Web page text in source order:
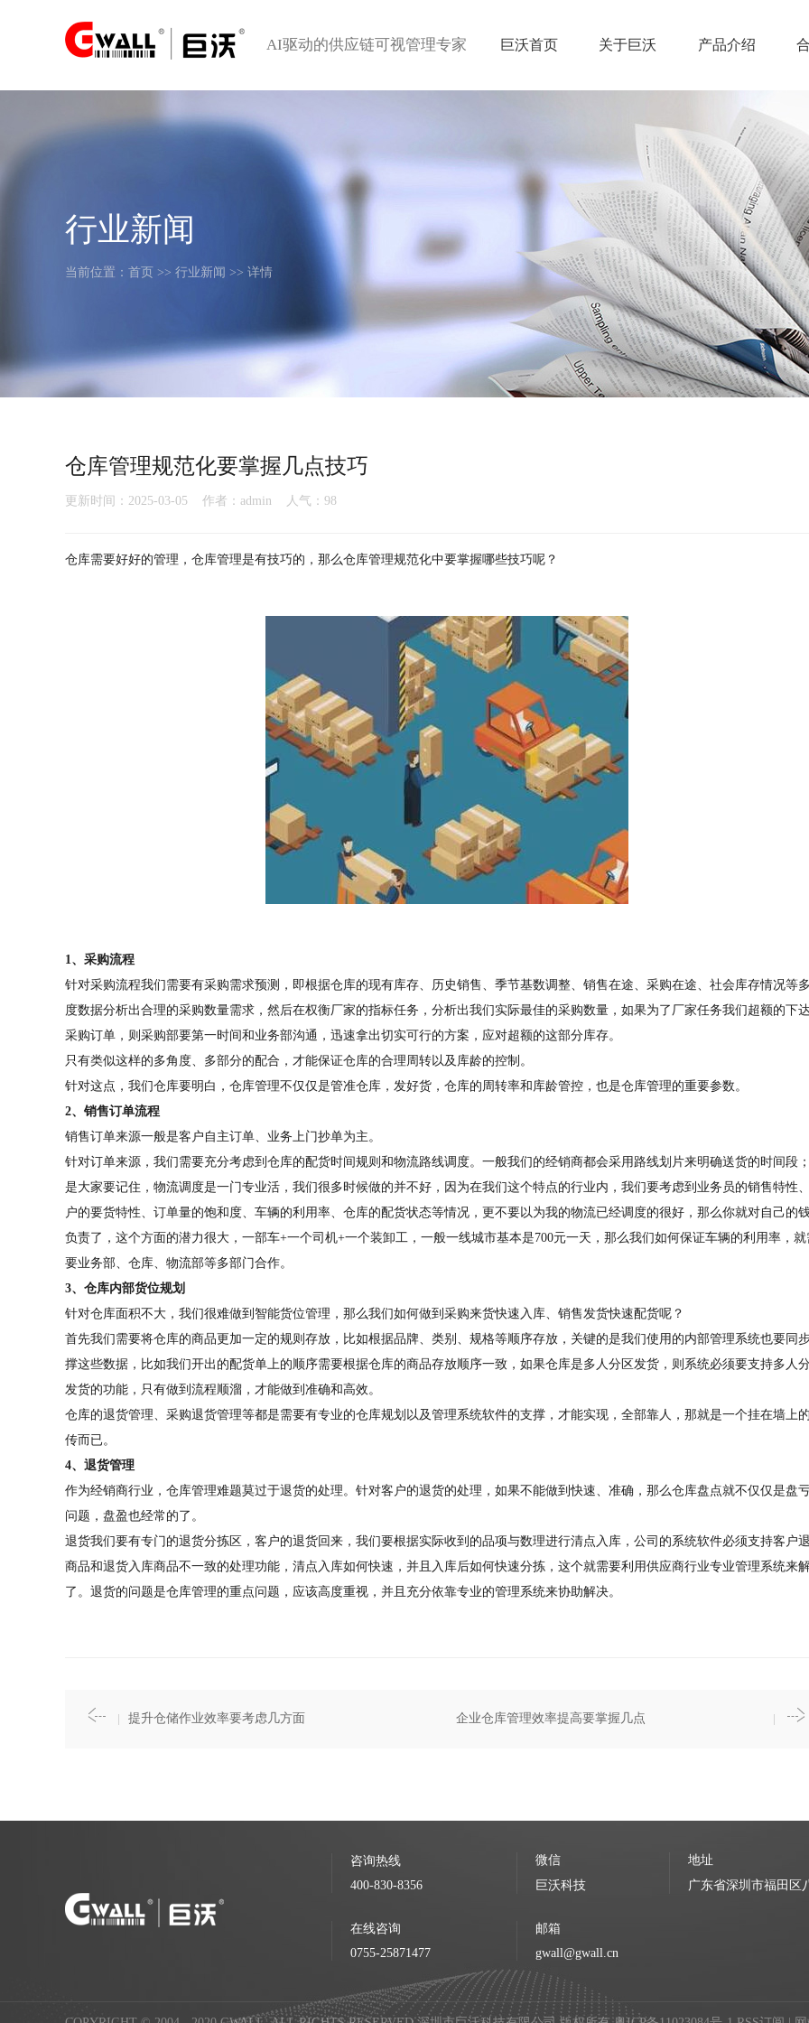
AI驱动的供应链可视管理专家 巨沃首页 关于巨沃 产品介绍
行业新闻
当前位置： 首页 >> 行业新闻 >> 详情
仓库管理规范化要掌握几点技巧
更新时间：2025-03-05 作者：admin 人气： 98
仓库需要好好的管理，仓库管理是有技巧的，那么仓库管理规范化中要掌握哪些技巧呢？
1、采购流程
针对采购流程我们需要有采购需求预测，即根据仓库的现有库存、历史销售、季节基数调整、销售在途、采购在途、社会库存情况等
度数据分析出合理的采购数量需求，然后在权衡厂家的指标任务，分析出我们实际最佳的采购数量，如果为了厂家任务我们超额的下
采购订单，则采购部要第一时间和业务部沟通，迅速拿出切实可行的方案，应对超额的这部分库存。
只有类似这样的多角度、多部分的配合，才能保证仓库的合理周转以及库龄的控制。
针对这点，我们仓库要明白，仓库管理不仅仅是管准仓库，发好货，仓库的周转率和库龄管控，也是仓库管理的重要参数。
2、销售订单流程
销售订单来源一般是客户自主订单、业务上门抄单为主。
针对订单来源，我们需要充分考虑到仓库的配货时间规则和物流路线调度。一般我们的经销商都会采用路线划片来明确送货的时间段
是大家要记住，物流调度是一门专业活，我们很多时候做的并不好，因为在我们这个特点的行业内，我们要考虑到业务员的销售特性
户的要货特性、订单量的饱和度、车辆的利用率、仓库的配货状态等情况，更不要以为我的物流已经调度的很好，那么你就对自己的
负责了，这个方面的潜力很大，一部车+一个司机+一个装卸工，一般一线城市基本是700元一天，那么我们如何保证车辆的利用率，就
要业务部、仓库、物流部等多部门合作。
3、仓库内部货位规划
针对仓库面积不大，我们很难做到智能货位管理，那么我们如何做到采购来货快速入库、销售发货快速配货呢？
首先我们需要将仓库的商品更加一定的规则存放，比如根据品牌、类别、规格等顺序存放，关键的是我们使用的内部管理系统也要同
撑这些数据，比如我们开出的配货单上的顺序需要根据仓库的商品存放顺序一致，如果仓库是多人分区发货，则系统必须要支持多人
发货的功能，只有做到流程顺溜，才能做到准确和高效。
仓库的退货管理、采购退货管理等都是需要有专业的仓库规划以及管理系统软件的支撑，才能实现，全部靠人，那就是一个挂在墙上
传而已。
4、退货管理
作为经销商行业，仓库管理难题莫过于退货的处理。针对客户的退货的处理，如果不能做到快速、准确，那么仓库盘点就不仅仅是盘
问题，盘盈也经常的了。
退货我们要有专门的退货分拣区，客户的退货回来，我们要根据实际收到的品项与数理进行清点入库，公司的系统软件必须支持客户
商品和退货入库商品不一致的处理功能，清点入库如何快速，并且入库后如何快速分拣，这个就需要利用供应商行业专业管理系统来
了。退货的问题是仓库管理的重点问题，应该高度重视，并且充分依靠专业的管理系统来协助解决。
提升仓储作业效率要考虑几方面 企业仓库管理效率提高要掌握几点
咨询热线
400-830-8356
微信
巨沃科技
地址
广东省深圳市福田区
在线咨询
0755-25871477
邮箱
gwall@gwall.cn